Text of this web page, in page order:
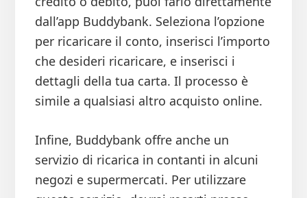
dall’app Buddybank. Seleziona l’opzione
per ricaricare il conto, inserisci l’importo
che desideri ricaricare, e inserisci i
dettagli della tua carta. Il processo è
simile a qualsiasi altro acquisto online.
Infine, Buddybank offre anche un
servizio di ricarica in contanti in alcuni
negozi e supermercati. Per utilizzare